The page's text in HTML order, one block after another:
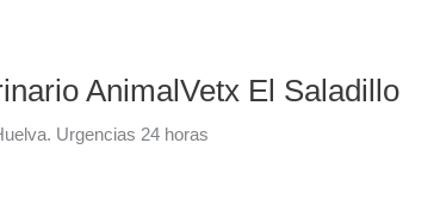
AnimalVetx El Saladillo
Urgencias 24 horas